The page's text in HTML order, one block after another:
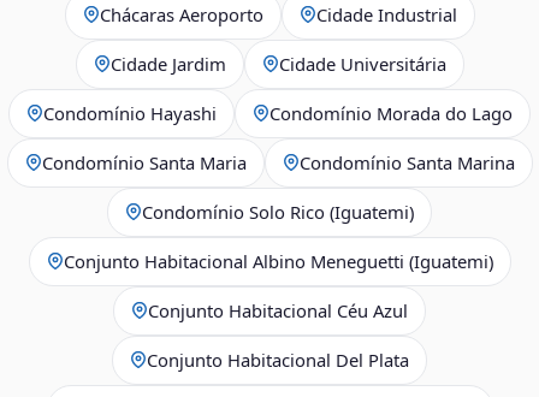
Chácaras Aeroporto Cidade Industrial
Cidade Jardim Cidade Universitária
Condomínio Hayashi Condomínio Morada do Lago
Condomínio Santa Maria Condomínio Santa Marina
Condomínio Solo Rico (Iguatemi)
Conjunto Habitacional Albino Meneguetti (Iguatemi)
Conjunto Habitacional Céu Azul
Conjunto Habitacional Del Plata